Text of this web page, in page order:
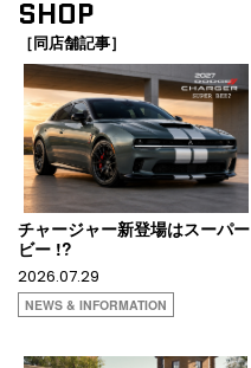
SHOP
［同店舗記事］
チャージャー新登場はスーパー
ビー !?
2026.07.29
NEWS & INFORMATION